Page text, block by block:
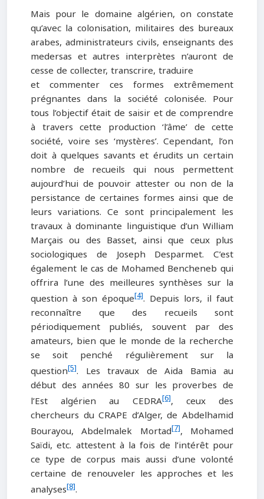
Mais pour le domaine algérien, on constate
qu’avec la colonisation, militaires des bureaux
arabes, administrateurs civils, enseignants des
medersas et autres interprètes n’auront de
cesse de collecter, transcrire, traduire
et commenter ces formes extrêmement
prégnantes dans la société colonisée. Pour
tous l’objectif était de saisir et de comprendre
à travers cette production ‘l’âme’ de cette
société, voire ses ‘mystères’. Cependant, l’on
doit à quelques savants et érudits un certain
nombre de recueils qui nous permettent
aujourd’hui de pouvoir attester ou non de la
persistance de certaines formes ainsi que de
leurs variations. Ce sont principalement les
travaux à dominante linguistique d’un William
Marçais ou des Basset, ainsi que ceux plus
sociologiques de Joseph Desparmet. C’est
également le cas de Mohamed Bencheneb qui
offrira l’une des meilleures synthèses sur la
question à son époque[4]. Depuis lors, il faut
reconnaître que des recueils sont
périodiquement publiés, souvent par des
amateurs, bien que le monde de la recherche
se soit penché régulièrement sur la
question[5]. Les travaux de Aida Bamia au
début des années 80 sur les proverbes de
l’Est algérien au CEDRA[6], ceux des
chercheurs du CRAPE d’Alger, de Abdelhamid
Bourayou, Abdelmalek Mortad[7], Mohamed
Saïdi, etc. attestent à la fois de l’intérêt pour
ce type de corpus mais aussi d’une volonté
certaine de renouveler les approches et les
analyses[8].